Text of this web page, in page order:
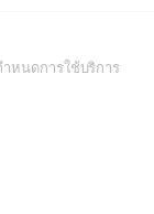
หนดการใช้บริการ(Open